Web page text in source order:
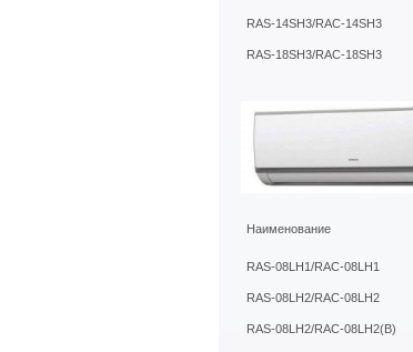
RAS-14SH3/RAC-14SH3
RAS-18SH3/RAC-18SH3
Наименование
RAS-08LH1/RAC-08LH1
RAS-08LH2/RAC-08LH2
RAS-08LH2/RAC-08LH2(B)